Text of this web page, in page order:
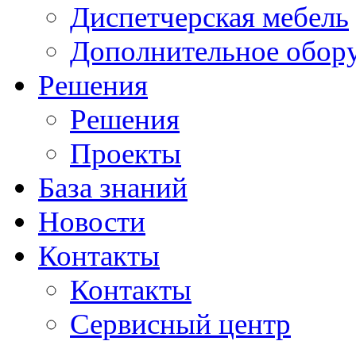
Диспетчерская мебель
Дополнительное
Решения
Решения
Проекты
База знаний
Новости
Контакты
Контакты
Сервисный центр